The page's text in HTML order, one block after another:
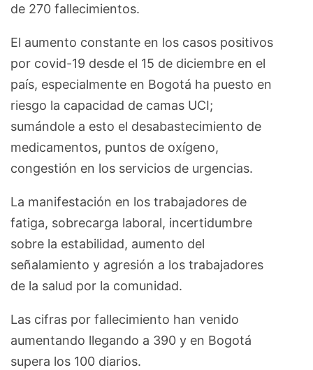
de 270 fallecimientos.
El aumento constante en los casos positivos
por covid-19 desde el 15 de diciembre en el
país, especialmente en Bogotá ha puesto en
riesgo la capacidad de camas UCI;
sumándole a esto el desabastecimiento de
medicamentos, puntos de oxígeno,
congestión en los servicios de urgencias.
La manifestación en los trabajadores de
fatiga, sobrecarga laboral, incertidumbre
sobre la estabilidad, aumento del
señalamiento y agresión a los trabajadores
de la salud por la comunidad.
Las cifras por fallecimiento han venido
aumentando llegando a 390 y en Bogotá
supera los 100 diarios.